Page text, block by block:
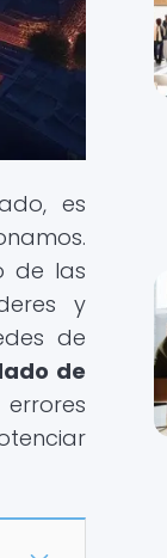
es
de las
y
de
de